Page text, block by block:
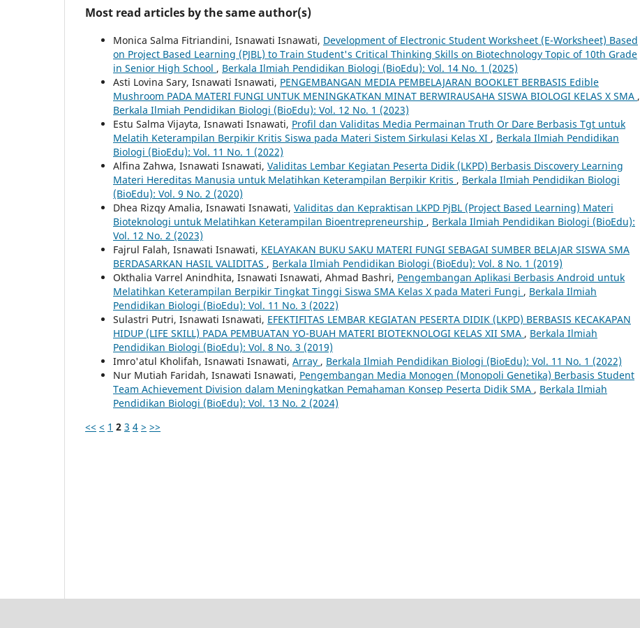
Most read articles by the same author(s)
Monica Salma Fitriandini, Isnawati Isnawati, Development of Electronic Student Worksheet (E-Worksheet) Based
on Project Based Learning (PJBL) to Train Student's Critical Thinking Skills on Biotechnology Topic of 10th Grade
in Senior High School , Berkala Ilmiah Pendidikan Biologi (BioEdu): Vol. 14 No. 1 (2025)
Asti Lovina Sary, Isnawati Isnawati, PENGEMBANGAN MEDIA PEMBELAJARAN BOOKLET BERBASIS Edible
Mushroom PADA MATERI FUNGI UNTUK MENINGKATKAN MINAT BERWIRAUSAHA SISWA BIOLOGI KELAS X SMA ,
Berkala Ilmiah Pendidikan Biologi (BioEdu): Vol. 12 No. 1 (2023)
Estu Salma Vijayta, Isnawati Isnawati, Profil dan Validitas Media Permainan Truth Or Dare Berbasis Tgt untuk
Melatih Keterampilan Berpikir Kritis Siswa pada Materi Sistem Sirkulasi Kelas XI , Berkala Ilmiah Pendidikan
Biologi (BioEdu): Vol. 11 No. 1 (2022)
Alfina Zahwa, Isnawati Isnawati, Validitas Lembar Kegiatan Peserta Didik (LKPD) Berbasis Discovery Learning
Materi Hereditas Manusia untuk Melatihkan Keterampilan Berpikir Kritis , Berkala Ilmiah Pendidikan Biologi
(BioEdu): Vol. 9 No. 2 (2020)
Dhea Rizqy Amalia, Isnawati Isnawati, Validitas dan Kepraktisan LKPD PjBL (Project Based Learning) Materi
Bioteknologi untuk Melatihkan Keterampilan Bioentrepreneurship , Berkala Ilmiah Pendidikan Biologi (BioEdu):
Vol. 12 No. 2 (2023)
Fajrul Falah, Isnawati Isnawati, KELAYAKAN BUKU SAKU MATERI FUNGI SEBAGAI SUMBER BELAJAR SISWA SMA
BERDASARKAN HASIL VALIDITAS , Berkala Ilmiah Pendidikan Biologi (BioEdu): Vol. 8 No. 1 (2019)
Okthalia Varrel Anindhita, Isnawati Isnawati, Ahmad Bashri, Pengembangan Aplikasi Berbasis Android untuk
Melatihkan Keterampilan Berpikir Tingkat Tinggi Siswa SMA Kelas X pada Materi Fungi , Berkala Ilmiah
Pendidikan Biologi (BioEdu): Vol. 11 No. 3 (2022)
Sulastri Putri, Isnawati Isnawati, EFEKTIFITAS LEMBAR KEGIATAN PESERTA DIDIK (LKPD) BERBASIS KECAKAPAN
HIDUP (LIFE SKILL) PADA PEMBUATAN YO-BUAH MATERI BIOTEKNOLOGI KELAS XII SMA , Berkala Ilmiah
Pendidikan Biologi (BioEdu): Vol. 8 No. 3 (2019)
Imro'atul Kholifah, Isnawati Isnawati, Array , Berkala Ilmiah Pendidikan Biologi (BioEdu): Vol. 11 No. 1 (2022)
Nur Mutiah Faridah, Isnawati Isnawati, Pengembangan Media Monogen (Monopoli Genetika) Berbasis Student
Team Achievement Division dalam Meningkatkan Pemahaman Konsep Peserta Didik SMA , Berkala Ilmiah
Pendidikan Biologi (BioEdu): Vol. 13 No. 2 (2024)
<< < 1 2 3 4 > >>